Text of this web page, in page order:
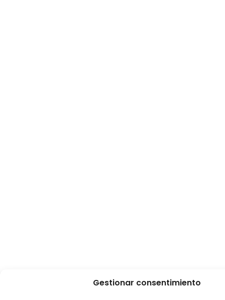
Gestionar consentimiento